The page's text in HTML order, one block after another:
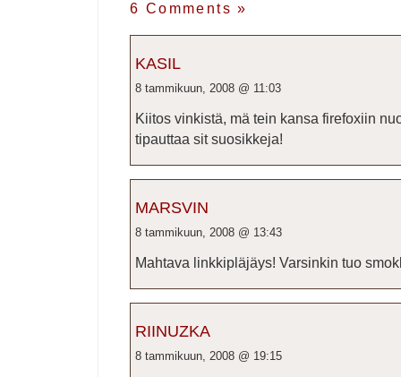
6 Comments»
KASIL
8 tammikuun, 2008 @ 11:03
Kiitos vinkistä, mä tein kansa firefoxiin
tipauttaa sit suosikkeja!
MARSVIN
8 tammikuun, 2008 @ 13:43
Mahtava linkkipläjäys! Varsinkin tuo
RIINUZKA
8 tammikuun, 2008 @ 19:15